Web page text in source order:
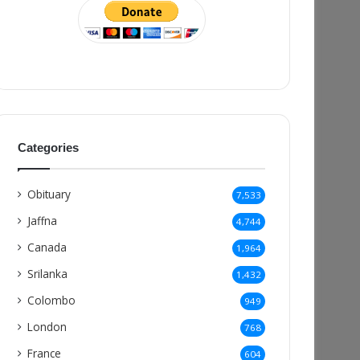
Categories
Obituary 7,533
Jaffna 4,744
Canada 1,964
Srilanka 1,432
Colombo 949
London 768
France 604